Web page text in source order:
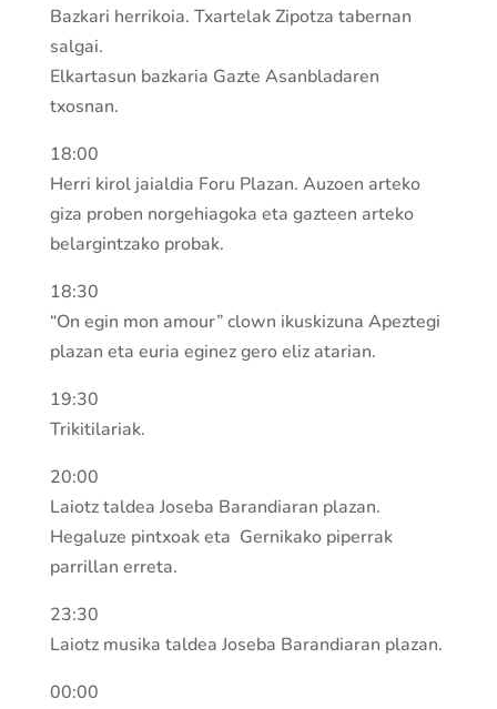
Bazkari herrikoia. Txartelak Zipotza tabernan
salgai.
Elkartasun bazkaria Gazte Asanbladaren
txosnan.
18:00
Herri kirol jaialdia Foru Plazan. Auzoen arteko
giza proben norgehiagoka eta gazteen arteko
belargintzako probak.
18:30
“On egin mon amour” clown ikuskizuna Apeztegi
plazan eta euria eginez gero eliz atarian.
19:30
Trikitilariak.
20:00
Laiotz taldea Joseba Barandiaran plazan.
Hegaluze pintxoak eta Gernikako piperrak
parrillan erreta.
23:30
Laiotz musika taldea Joseba Barandiaran plazan.
00:00